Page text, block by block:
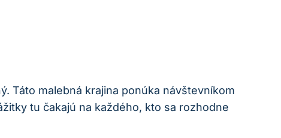
Táto malebná krajina ponúka návštevníkom
tu čakajú na každého, kto sa rozhodne